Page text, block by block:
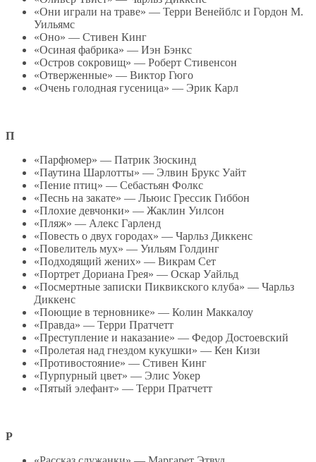
«Они играли на траве» — Терри Венейблс и Гордон М.
Уильямс
«Оно» — Стивен Кинг
«Осиная фабрика» — Иэн Бэнкс
«Остров сокровищ» — Роберт Стивенсон
«Отверженные» — Виктор Гюго
«Очень голодная гусеница» — Эрик Карл
П
«Парфюмер» — Патрик Зюскинд
«Паутина Шарлотты» — Элвин Брукс Уайт
«Пение птиц» — Себастьян Фолкс
«Песнь на закате» — Льюис Грессик Гиббон
«Плохие девчонки» — Жаклин Уилсон
«Пляж» — Алекс Гарленд
«Повесть о двух городах» — Чарльз Диккенс
«Повелитель мух» — Уильям Голдинг
«Подходящий жених» — Викрам Сет
«Портрет Дориана Грея» — Оскар Уайльд
«Посмертные записки Пиквикского клуба» — Чарльз
Диккенс
«Поющие в терновнике» — Колин Маккалоу
«Правда» — Терри Пратчетт
«Преступление и наказание» — Федор Достоевский
«Пролетая над гнездом кукушки» — Кен Кизи
«Противостояние» — Стивен Кинг
«Пурпурный цвет» — Элис Уокер
«Пятый элефант» — Терри Пратчетт
Р